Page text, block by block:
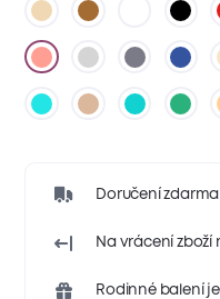
Doručení zdarma
Na vrácení zboží
Rodinné balení